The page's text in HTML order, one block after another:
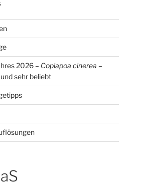
2026 – Copiapoa cinerea –
sehr beliebt